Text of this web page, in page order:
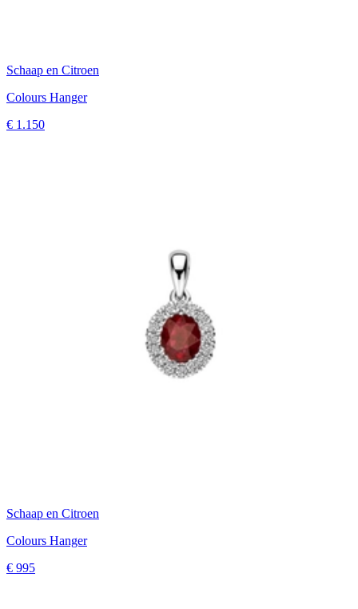
Schaap en Citroen
Colours Hanger
€ 1.150
Schaap en Citroen
Colours Hanger
€ 995